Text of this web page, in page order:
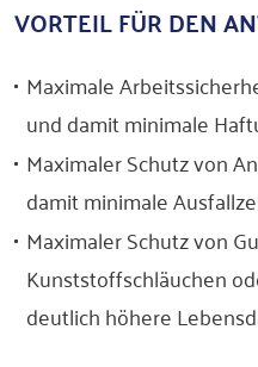
VORTEIL FÜR DEN
Maximale
und damit minimale
Maximaler Schutz von
damit minimale
Maximaler Schutz von
Kunststoffschläuchen
deutlich höhere